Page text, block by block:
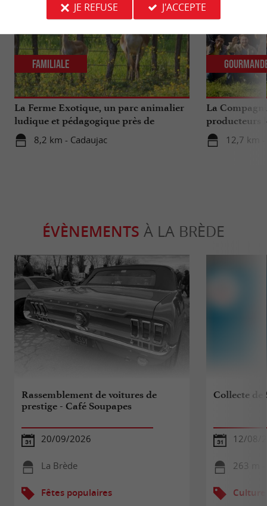
La Ferme Exotique, un parc animalier
ludique et pédagogique près de
Bordeaux
8,2 km - Cadaujac
Familiale
La
producteurs
...
12,7 km
ÉVÈNEMENTS À LA BRÈDE
Rassemblement de voitures de
prestige - Café Soupapes
20/09/2026
La Brède
Fêtes populaires
Collecte de
12/08/
263 m -
Culture
JE REFUSE
J'ACCEPTE